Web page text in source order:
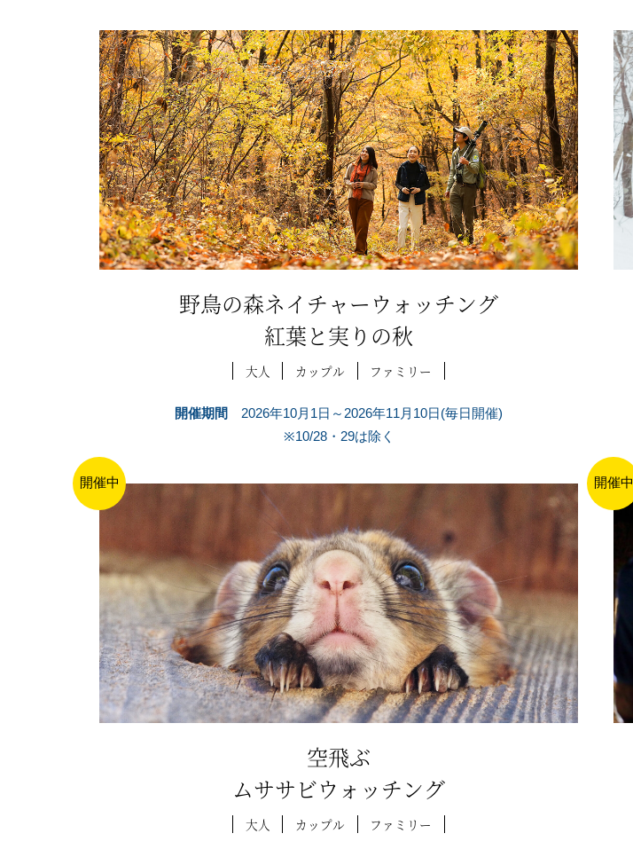
野鳥の森ネイチャーウォッチング
紅葉と実りの秋
大人 カップル ファミリー
開催期間
2026年10月1日～2026年11月10日(毎日開催)
※10/28・29は除く
開催中
空飛ぶ
ムササビウォッチング
大人 カップル ファミリー
開催中